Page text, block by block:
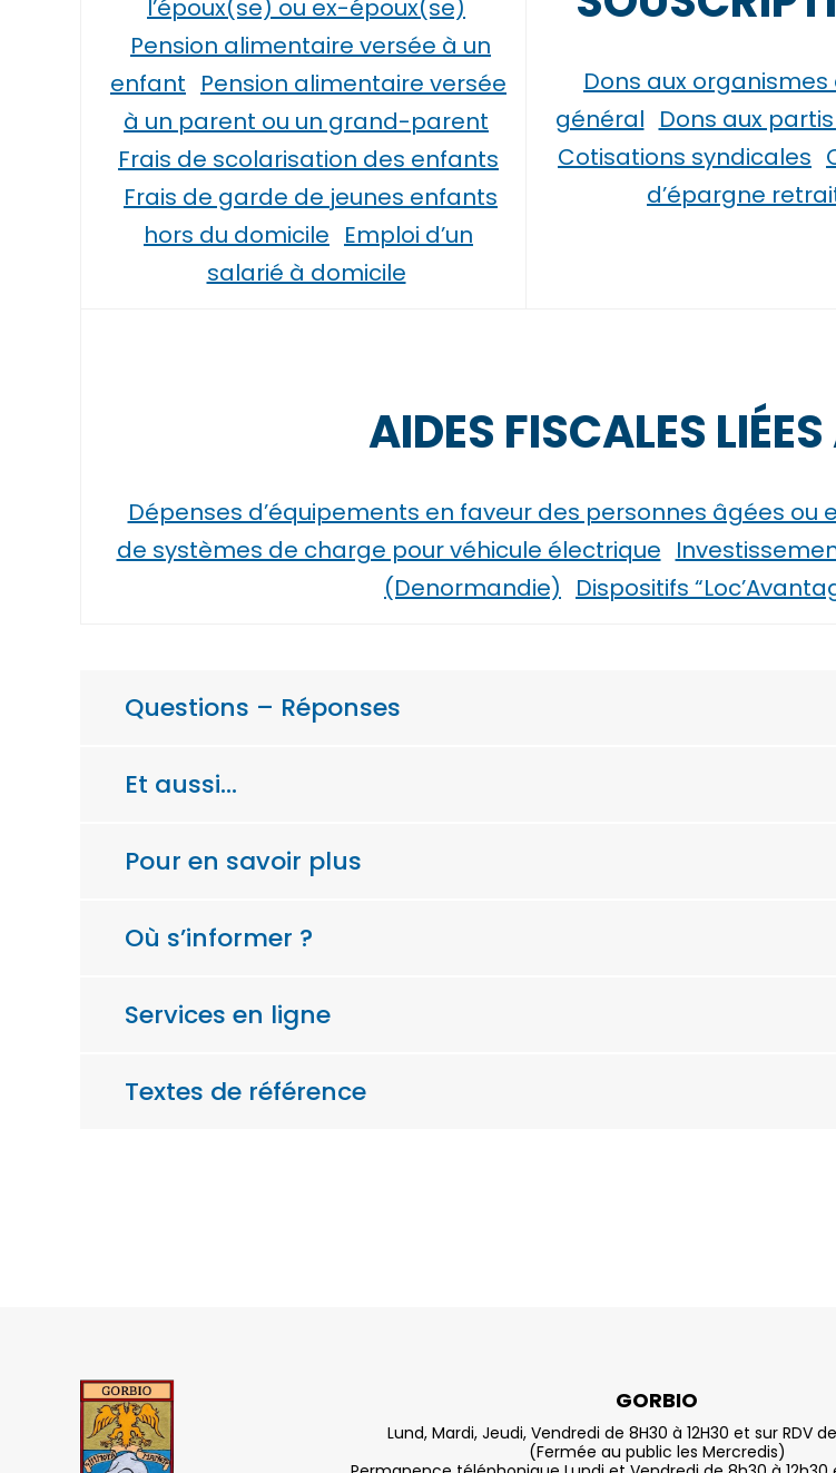
l’époux(se) ou ex-époux(se)
Pension alimentaire versée à un
enfant Pension alimentaire versée
à un parent ou un grand-parent
Frais de scolarisation des enfants
Frais de garde de jeunes enfants
hors du domicile Emploi d’un
salarié à domicile
Dons aux organismes
général Dons aux
Cotisations syndicales
d’épargne
AIDES FISCALES
Dépenses d’équipements en faveur des personnes âgées ou
de systèmes de charge pour véhicule électrique
(Denormandie)
Dispositifs
Questions – Réponses
Et aussi…
Pour en savoir plus
Où s’informer ?
Services en ligne
Textes de référence
GORBIO
Lund, Mardi, Jeudi, Vendredi de 8H30 à 12H30 et sur RDV de
(Fermée au public les Mercredis)